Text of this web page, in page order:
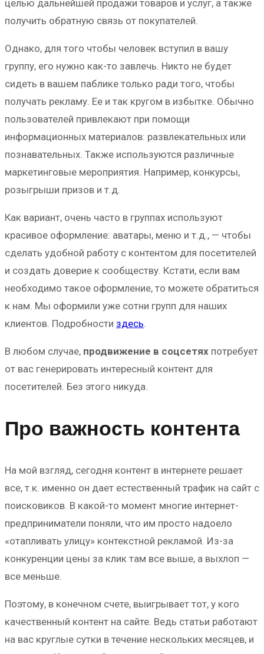
целью дальнейшей продажи товаров и услуг, а также
получить обратную связь от покупателей.
Однако, для того чтобы человек вступил в вашу
группу, его нужно как-то завлечь. Никто не будет
сидеть в вашем паблике только ради того, чтобы
получать рекламу. Ее и так кругом в избытке. Обычно
пользователей привлекают при помощи
информационных материалов: развлекательных или
познавательных. Также используются различные
маркетинговые мероприятия. Например, конкурсы,
розыгрыши призов и т.д.
Как вариант, очень часто в группах используют
красивое оформление: аватары, меню и т.д., — чтобы
сделать удобной работу с контентом для посетителей
и создать доверие к сообществу. Кстати, если вам
необходимо такое оформление, то можете обратиться
к нам. Мы оформили уже сотни групп для наших
клиентов. Подробности здесь
В любом случае, продвижение в соцсетях потребует
от вас генерировать интересный контент для
посетителей. Без этого никуда.
Про важность контента
На мой взгляд, сегодня контент в интернете решает
все, т.к. именно он дает естественный трафик на сайт с
поисковиков. В какой-то момент многие интернет-
предприниматели поняли, что им просто надоело
«отапливать улицу» контекстной рекламой. Из-за
конкуренции цены за клик там все выше, а выхлоп —
все меньше.
Поэтому, в конечном счете, выигрывает тот, у кого
качественный контент на сайте. Ведь статьи работают
на вас круглые сутки в течение нескольких месяцев, и